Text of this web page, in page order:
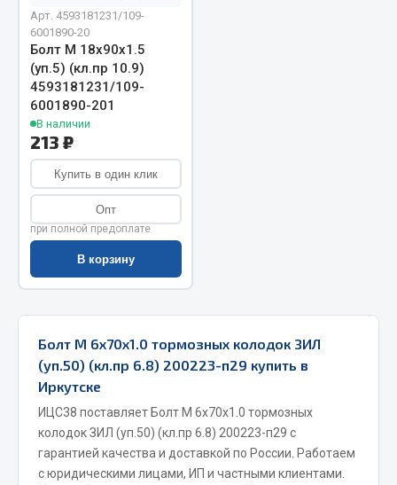
Амортизаторы для полуприцепов
Весь раздел
Запчасти КамАЗ
Двигатель
Система питания
Система выпуска газа
Система охлаждения
Сцепление
Коробка передач
Показать ещё
Весь раздел
Запчасти МАЗ
Система питания
Арт. 4593181231/109-
6001890-20
Болт М 18х90х1.5
(уп.5) (кл.пр 10.9)
4593181231/109-
6001890-201
В наличии
213 ₽
Купить в один клик
Опт
при полной предоплате
В корзину
Болт М 6х70х1.0 тормозных колодок ЗИЛ
(уп.50) (кл.пр 6.8) 200223-п29 купить в
Иркутске
ИЦС38 поставляет Болт М 6х70х1.0 тормозных
колодок ЗИЛ (уп.50) (кл.пр 6.8) 200223-п29 с
гарантией качества и доставкой по России. Работаем
с юридическими лицами, ИП и частными клиентами.